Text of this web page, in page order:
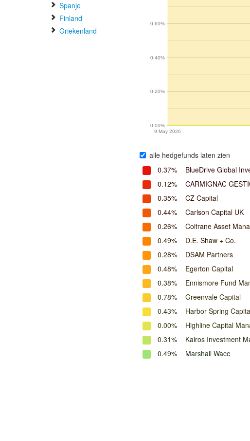
Spanje
Finland
Griekenland
9 May 2026
0.00%
0.20%
0.40%
0.60%
alle hedgefunds laten zien
0.37%
BlueDrive Global
0.12%
CARMIGNAC
0.35%
CZ Capital
0.44%
Carlson Capital UK
0.26%
Coltrane Asset
0.49%
D.E. Shaw + Co.
0.28%
DSAM Partners
0.48%
Egerton Capital
0.38%
Ennismore Fund
0.78%
Greenvale Capital
0.43%
Harbor Spring
0.00%
Highline Capital
0.31%
Kairos Investment
0.49%
Marshall Wace